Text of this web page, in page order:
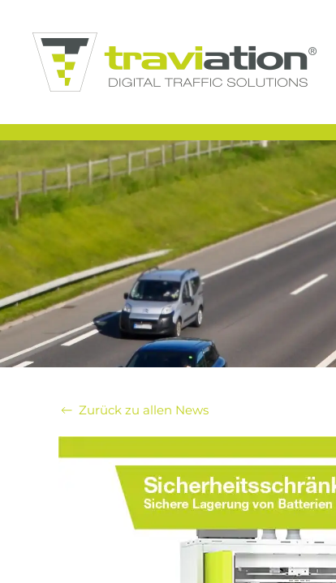
Zum Hauptinhalt springen
Zurück zu allen News